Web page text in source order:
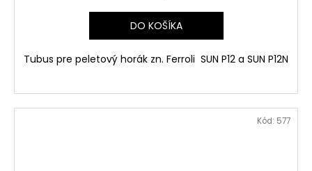
DO KOŠÍKA
Tubus pre peletový horák zn. Ferroli SUN P12 a SUN P12N
Kód: 577